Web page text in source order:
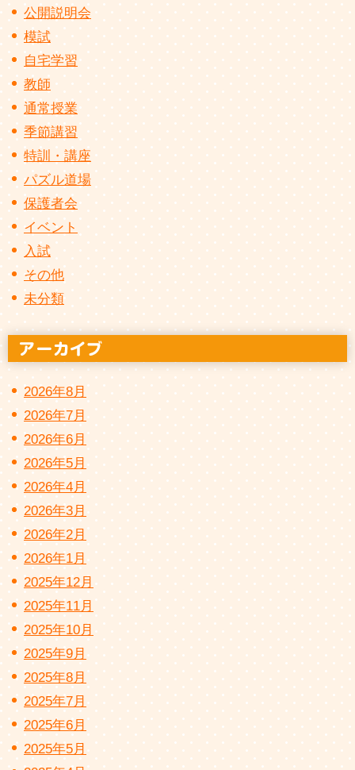
公開説明会
模試
自宅学習
教師
通常授業
季節講習
特訓・講座
パズル道場
保護者会
イベント
入試
その他
未分類
2026年8月
2026年7月
2026年6月
2026年5月
2026年4月
2026年3月
2026年2月
2026年1月
2025年12月
2025年11月
2025年10月
2025年9月
2025年8月
2025年7月
2025年6月
2025年5月